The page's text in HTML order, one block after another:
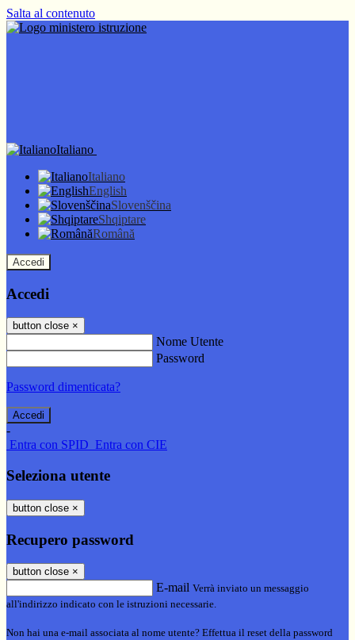
Salta al contenuto
Italiano
Italiano
English
Slovenščina
Shqiptare
Română
Accedi
Accedi
button close ×
Nome Utente
Password
Password dimenticata?
-
Entra con SPID Entra con CIE
Seleziona utente
button close ×
Recupero password
button close ×
E-mail Verrà inviato un messaggio
all'indirizzo indicato con le istruzioni necessarie.
Non hai una e-mail associata al nome utente? Effettua il reset della password